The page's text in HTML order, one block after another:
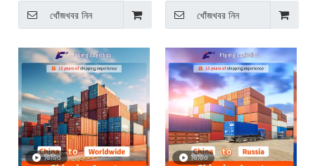
খোঁজখবর নিন খোঁজখবর নিন
ভিডিও ভিডিও